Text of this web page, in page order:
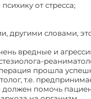
от стресса;
другими словами,
вредные и
прошла
т.е.
должен помочь